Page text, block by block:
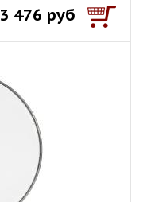
3 476 руб